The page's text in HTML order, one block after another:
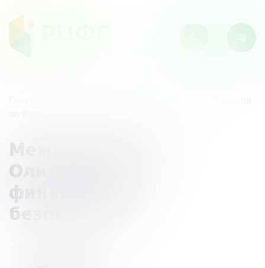
Международная
Олимпиада по
финансовой
безопасности